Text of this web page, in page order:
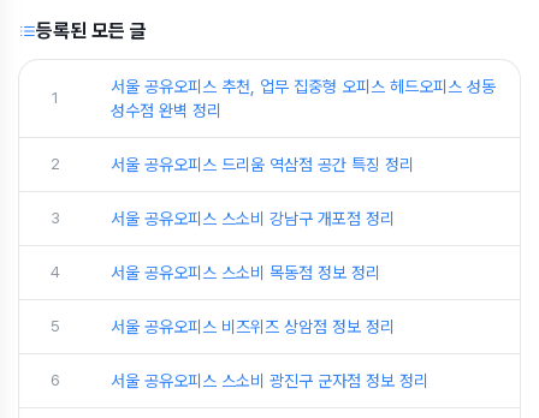
등록된 모든 글
1
서울 공유오피스 추천, 업무 집중형 오피스 헤드오피스 성동
성수점 완벽 정리
2 서울 공유오피스 드리움 역삼점 공간 특징 정리
3 서울 공유오피스 스소비 강남구 개포점 정리
4 서울 공유오피스 스소비 목동점 정보 정리
5 서울 공유오피스 비즈위즈 상암점 정보 정리
6 서울 공유오피스 스소비 광진구 군자점 정보 정리